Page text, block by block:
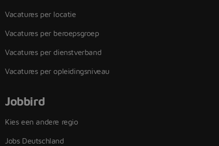
Vacatures per locatie
Vacatures per beroepsgroep
Vacatures per dienstverband
Vacatures per opleidingsniveau
Jobbird
Kies een andere regio
Jobs Deutschland